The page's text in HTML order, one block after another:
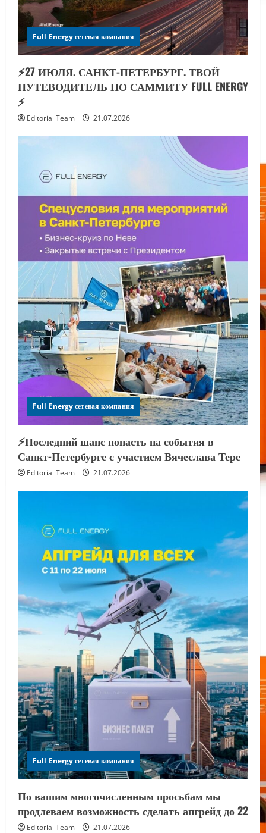
Full Energy сетевая компания
⚡️27 ИЮЛЯ. САНКТ-ПЕТЕРБУРГ. ТВОЙ
ПУТЕВОДИТЕЛЬ ПО САММИТУ FULL ENERGY
⚡️
Editorial Team 21.07.2026
Full Energy сетевая компания
⚡️Последний шанс попасть на события в
Санкт-Петербурге с участием Вячеслава Тере
Editorial Team 21.07.2026
Full Energy сетевая компания
По вашим многочисленным просьбам мы
продлеваем возможность сделать апгрейд до 22
Editorial Team 21.07.2026